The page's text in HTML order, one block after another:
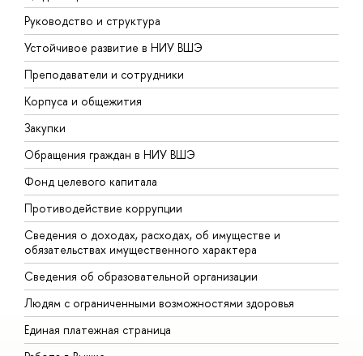
Руководство и структура
Устойчивое развитие в НИУ ВШЭ
Преподаватели и сотрудники
Корпуса и общежития
Закупки
Обращения граждан в НИУ ВШЭ
Фонд целевого капитала
Противодействие коррупции
Сведения о доходах, расходах, об имуществе и
обязательствах имущественного характера
Сведения об образовательной организации
Людям с ограниченными возможностями здоровья
Единая платежная страница